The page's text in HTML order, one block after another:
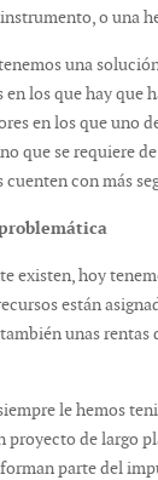
o una
una
en los que hay
en los que uno
que se requiere
con más
existen, hoy
están
unas
le hemos
de largo
parte del